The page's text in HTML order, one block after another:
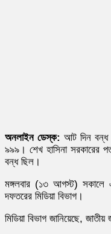
অনলাইন ডেস্ক:আট দিন বন্ধ
৯৯৯। শেখ হাসিনা সরকারের
বন্ধ ছিল।
মঙ্গলবার (১৩ আগস্ট) সকালে
দফতরের মিডিয়া বিভাগ।
মিডিয়া বিভাগ জানিয়েছে,